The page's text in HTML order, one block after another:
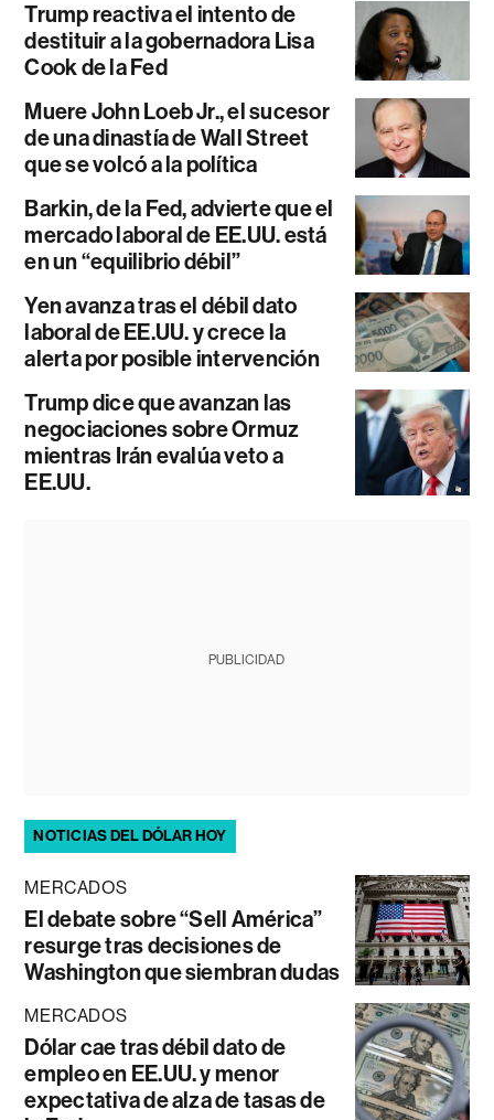
Trump reactiva el intento de
destituir a la gobernadora Lisa
Cook de la Fed
Muere John Loeb Jr., el sucesor
de una dinastía de Wall Street
que se volcó a la política
Barkin, de la Fed, advierte que el
mercado laboral de EE.UU. está
en un “equilibrio débil”
Yen avanza tras el débil dato
laboral de EE.UU. y crece la
alerta por posible intervención
Trump dice que avanzan las
negociaciones sobre Ormuz
mientras Irán evalúa veto a
EE.UU.
PUBLICIDAD
NOTICIAS DEL DÓLAR HOY
MERCADOS
El debate sobre “Sell América”
resurge tras decisiones de
Washington que siembran dudas
MERCADOS
Dólar cae tras débil dato de
empleo en EE.UU. y menor
expectativa de alza de tasas de